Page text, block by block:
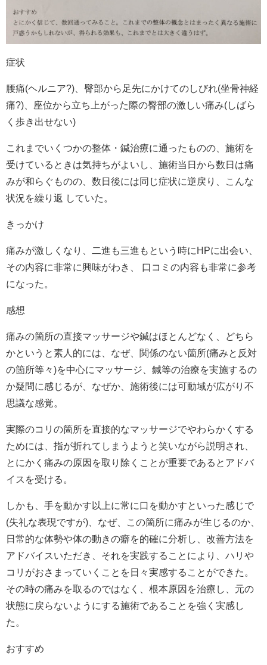
症状
腰痛(ヘルニア?)、臀部から足先にかけてのしびれ(坐骨神経
痛?)、座位から立ち上がった際の臀部の激しい痛み(しばら
く歩き出せない)
これまでいくつかの整体・鍼治療に通ったものの、施術を
受けているときは気持ちがよいし、施術当日から数日は痛
みが和らぐものの、数日後には同じ症状に逆戻り、こんな
状況を繰り返 していた。
きっかけ
痛みが激しくなり、二進も三進もという時にHPに出会い、
その内容に非常に興味がわき、 口コミの内容も非常に参考
になった。
感想
痛みの箇所の直接マッサージや鍼はほとんどなく、どちら
かというと素人的には、なぜ、関係のない箇所(痛みと反対
の箇所等々)を中心にマッサージ、鍼等の治療を実施するの
か疑問に感じるが、なぜか、施術後には可動域が広がり不
思議な感覚。
実際のコリの箇所を直接的なマッサージでやわらかくする
ためには、指が折れてしまうようと笑いながら説明され、
とにかく痛みの原因を取り除くことが重要であるとアドバ
イスを受ける。
しかも、手を動かす以上に常に口を動かすといった感じで
(失礼な表現ですが)、なぜ、この箇所に痛みが生じるのか、
日常的な体勢や体の動きの癖を的確に分析し、改善方法を
アドバイスいただき、それを実践することにより、ハリや
コリがおさまっていくことを日々実感することができた。
その時の痛みを取るのではなく、根本原因を治療し、元の
状態に戻らないようにする施術であることを強く実感し
た。
おすすめ